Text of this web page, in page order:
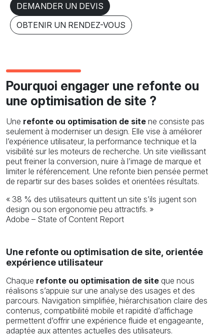
DEMANDER UN DEVIS
OBTENIR UN RENDEZ-VOUS
Pourquoi engager une refonte ou
une optimisation de site ?
Une refonte ou optimisation de site ne consiste pas
seulement à moderniser un design. Elle vise à améliorer
l’expérience utilisateur, la performance technique et la
visibilité sur les moteurs de recherche. Un site vieillissant
peut freiner la conversion, nuire à l’image de marque et
limiter le référencement. Une refonte bien pensée permet
de repartir sur des bases solides et orientées résultats.
« 38 % des utilisateurs quittent un site s’ils jugent son
design ou son ergonomie peu attractifs. »
Adobe – State of Content Report
Une refonte ou optimisation de site, orientée
expérience utilisateur
Chaque refonte ou optimisation de site que nous
réalisons s’appuie sur une analyse des usages et des
parcours. Navigation simplifiée, hiérarchisation claire des
contenus, compatibilité mobile et rapidité d’affichage
permettent d’offrir une expérience fluide et engageante,
adaptée aux attentes actuelles des utilisateurs.